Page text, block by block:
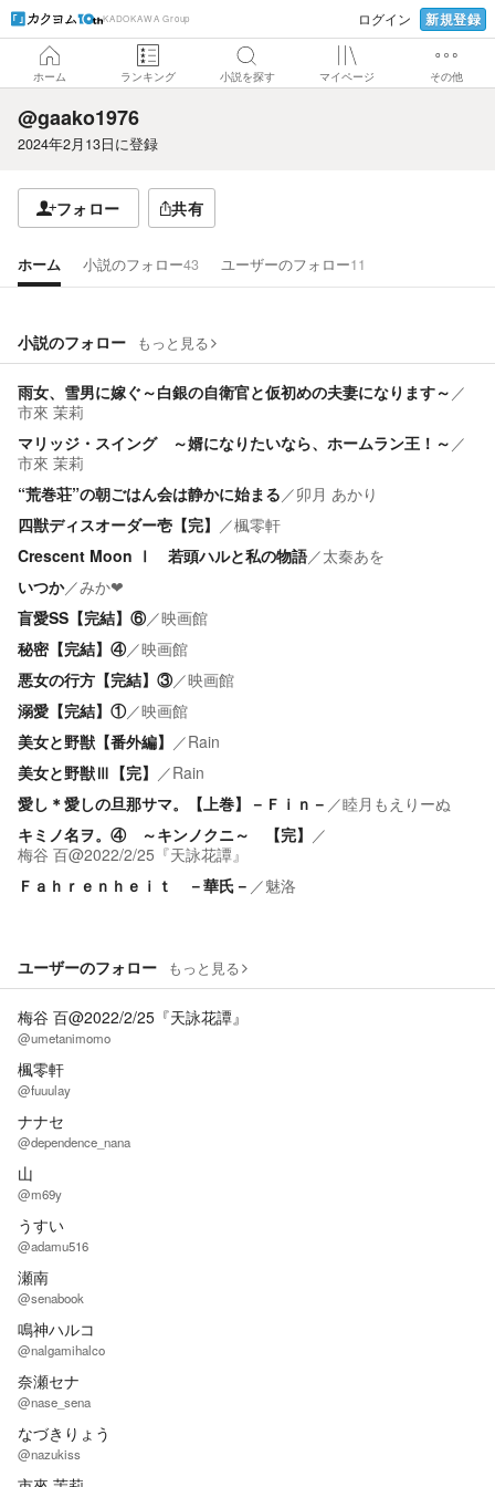
KADOKAWA Group ログイン 新規登録
ホーム ランキング 小説を探す マイページ その他
@gaako1976
2024年2月13日に登録
フォロー 共有
ホーム 小説のフォロー43 ユーザーのフォロー11
小説のフォロー もっと見る
雨女、雪男に嫁ぐ～白銀の自衛官と仮初めの夫妻になります～ ／
市來 茉莉
マリッジ・スイング ～婿になりたいなら、ホームラン王！～ ／
市來 茉莉
“荒巻荘”の朝ごはん会は静かに始まる／卯月 あかり
四獣ディスオーダー壱【完】 ／楓零軒
Crescent Moon Ⅰ 若頭ハルと私の物語／太秦あを
いつか／みか❤︎
盲愛SS【完結】⑥／映画館
秘密【完結】④／映画館
悪女の行方【完結】③／映画館
溺愛【完結】①／映画館
美女と野獣【番外編】 ／Rain
美女と野獣Ⅲ【完】 ／Rain
愛し＊愛しの旦那サマ。【上巻】－Ｆｉｎ－ ／睦月もえりーぬ
キミノ名ヲ。④ ～キンノクニ～ 【完】 ／
梅谷 百@2022/2/25『天詠花譚』
Ｆａｈｒｅｎｈｅｉｔ －華氏－ ／魅洛
ユーザーのフォロー もっと見る
梅谷 百@2022/2/25『天詠花譚』
@umetanimomo
楓零軒
@fuuulay
ナナセ
@dependence_nana
山
@m69y
うすい
@adamu516
瀬南
@senabook
鳴神ハルコ
@nalgamihalco
奈瀬セナ
@nase_sena
なづきりょう
@nazukiss